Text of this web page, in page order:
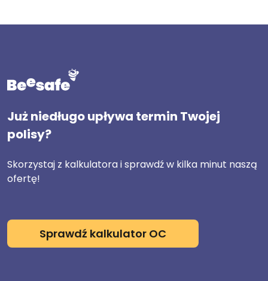
Już niedługo upływa termin Twojej
polisy?
Skorzystaj z kalkulatora i sprawdź w kilka minut naszą
ofertę!
Sprawdź kalkulator OC